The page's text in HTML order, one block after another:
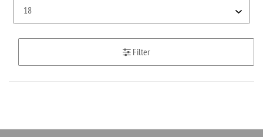
Filter